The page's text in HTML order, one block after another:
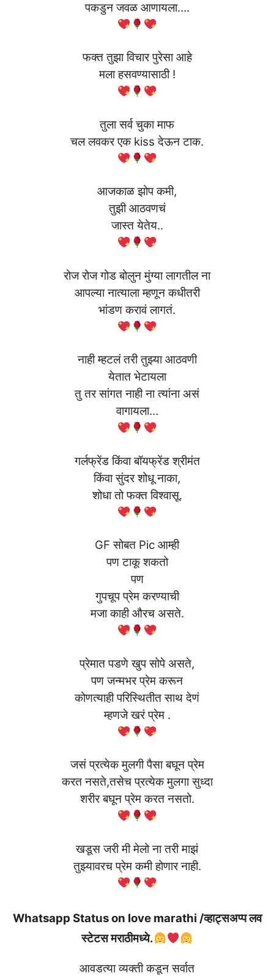
पकडुन जवळ आणायला….
फक्त तुझा विचार पुरेसा आहे
मला हसवण्यासाठी !
तुला सर्व चुका माफ
चल लवकर एक kiss देऊन टाक.
आजकाळ झोप कमी,
तुझी आठवणचं
जास्त येतेय..
रोज रोज गोड बोलुन मुंग्या लागतील ना
आपल्या नात्याला म्हणून कधीतरी
भांडण करावं लागतं.
नाही म्हटलं तरी तुझ्या आठवणी
येतात भेटायला
तु तर सांगत नाही ना त्यांना असं
वागायला…
गर्लफ्रेंड किंवा बॉयफ्रेंड श्रीमंत
किंवा सुंदर शोधू नाका,
शोधा तो फक्त विश्वासू.
GF सोबत Pic आम्ही
पण टाकू शकतो
पण
गुपचूप प्रेम करण्याची
मजा काही औरच असते.
प्रेमात पडणे खुप सोपे असते,
पण जन्मभर प्रेम करून
कोणत्याही परिस्थितीत साथ देणं
म्हणजे खरं प्रेम .
जसं प्रत्येक मुलगी पैसा बघून प्रेम
करत नसते,तसेच प्रत्येक मुलगा सुध्दा
शरीर बघून प्रेम करत नसतो.
खडूस जरी मी मेलो ना तरी माझं
तुझ्यावरच प्रेम कमी होणार नाही.
Whatsapp Status on love marathi /व्हाट्सअप्प लव
स्टेटस मराठीमध्ये.
आवडत्या व्यक्ती कडून सर्वात